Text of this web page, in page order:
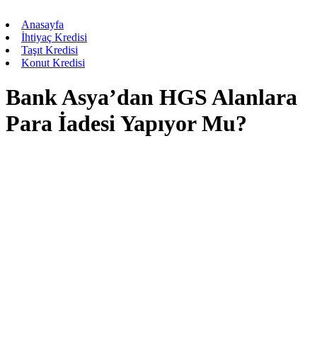
Anasayfa
İhtiyaç Kredisi
Taşıt Kredisi
Konut Kredisi
Bank Asya’dan HGS Alanlara
Para İadesi Yapıyor Mu?